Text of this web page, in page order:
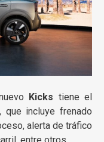
Kicks tiene el
que incluye frenado
alerta de tráfico